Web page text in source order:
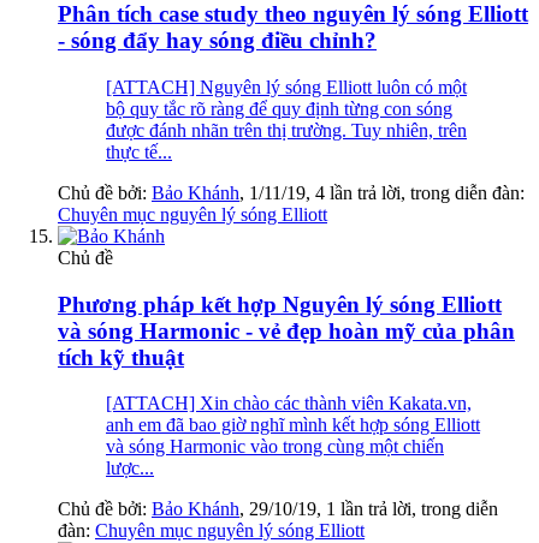
Phân tích case study theo nguyên lý sóng Elliott
- sóng đẩy hay sóng điều chỉnh?
[ATTACH] Nguyên lý sóng Elliott luôn có một
bộ quy tắc rõ ràng để quy định từng con sóng
được đánh nhãn trên thị trường. Tuy nhiên, trên
thực tế...
Chủ đề bởi: Bảo Khánh, 1/11/19, 4 lần trả lời, trong diễn đàn:
Chuyên mục nguyên lý sóng Elliott
Chủ đề
Phương pháp kết hợp Nguyên lý sóng Elliott
và sóng Harmonic - vẻ đẹp hoàn mỹ của phân
tích kỹ thuật
[ATTACH] Xin chào các thành viên Kakata.vn,
anh em đã bao giờ nghĩ mình kết hợp sóng Elliott
và sóng Harmonic vào trong cùng một chiến
lược...
Chủ đề bởi: Bảo Khánh, 29/10/19, 1 lần trả lời, trong diễn
đàn: Chuyên mục nguyên lý sóng Elliott